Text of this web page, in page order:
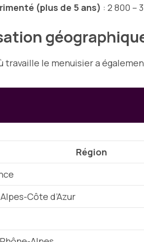
(plus de 5 ans) : 2 800 –
travaille le menuisier a
Région
Côte d’Azur